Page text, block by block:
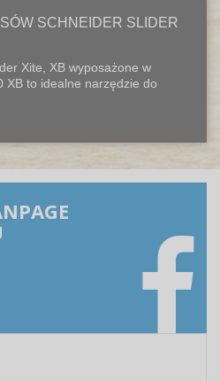
SCHNEIDER SLIDER
Xite, XB wyposażone w
XB to idealne narzędzie do